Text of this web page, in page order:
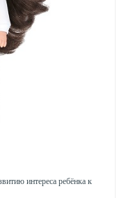
интереса ребёнка к